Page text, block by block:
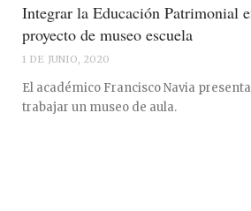
Integrar la Educación Patrimonial
proyecto de museo escuela
1 DE JUNIO, 2020
El académico Francisco Navia
trabajar un museo de aula.